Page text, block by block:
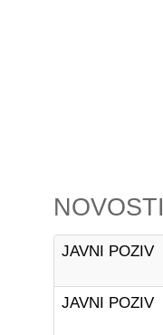
NOVOSTI
JAVNI POZIV
JAVNI POZIV